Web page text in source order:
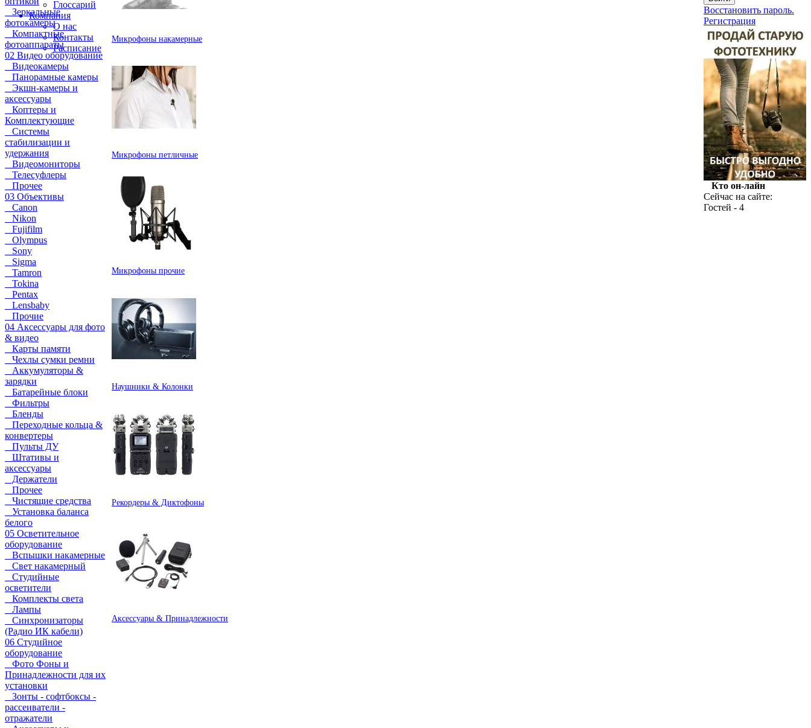
Глоссарий
Компания
О нас
Контакты
Расписание
Зеркальные
фотокамеры
Компактные
фотоаппараты
02 Видео оборудование
Видеокамеры
Панорамные камеры
Экшн-камеры и
аксессуары
Коптеры и
Комплектующие
Системы
стабилизации и
удержания
Видеомониторы
Телесуфлеры
Прочее
03 Объективы
Canon
Nikon
Fujifilm
Olympus
Sony
Sigma
Tamron
Tokina
Pentax
Lensbaby
Прочие
04 Аксессуары для фото
& видео
Карты памяти
Чехлы сумки ремни
Аккумуляторы &
зарядки
Батарейные блоки
Фильтры
Бленды
Переходные кольца &
конвертеры
Пульты ДУ
Штативы и
аксессуары
Держатели
Прочее
Чистящие средства
Установка баланса
белого
05 Осветительное
оборудование
Вспышки накамерные
Свет накамерный
Студийные
осветители
Комплекты света
Лампы
Синхронизаторы
(Радио ИК кабели)
06 Студийное
оборудование
Фото Фоны и
Принадлежности для их
установки
Зонты - софтбоксы -
рассеиватели -
отражатели
Микрофоны накамерные
Микрофоны петличные
Микрофоны прочие
Наушники & Колонки
Рекордеры & Диктофоны
Аксессуары & Принадлежности
Восстановить пароль.
Регистрация
Кто он-лайн
Сейчас на сайте:
Гостей - 4